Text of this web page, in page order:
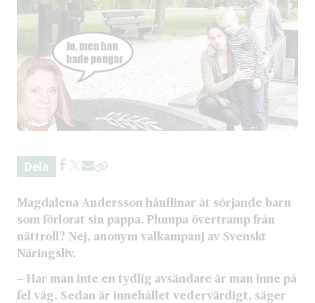
Dela
Magdalena Andersson hånflinar åt sörjande barn
som förlorat sin pappa. Plumpa övertramp från
nättroll? Nej, anonym valkampanj av Svenskt
Näringsliv.
– Har man inte en tydlig avsändare är man inne på
fel väg. Sedan är innehållet vedervärdigt, säger